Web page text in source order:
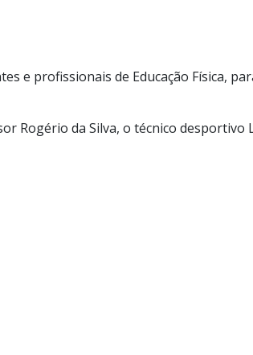
e profissionais de Educação Física,
da Silva, o técnico desportivo